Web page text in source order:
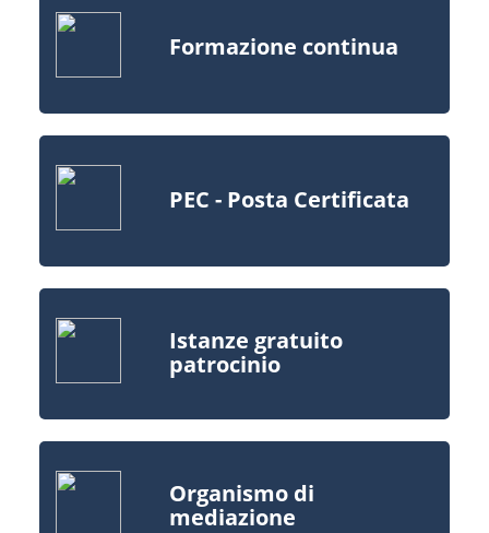
Formazione continua
PEC - Posta Certificata
Istanze gratuito
patrocinio
Organismo di
mediazione